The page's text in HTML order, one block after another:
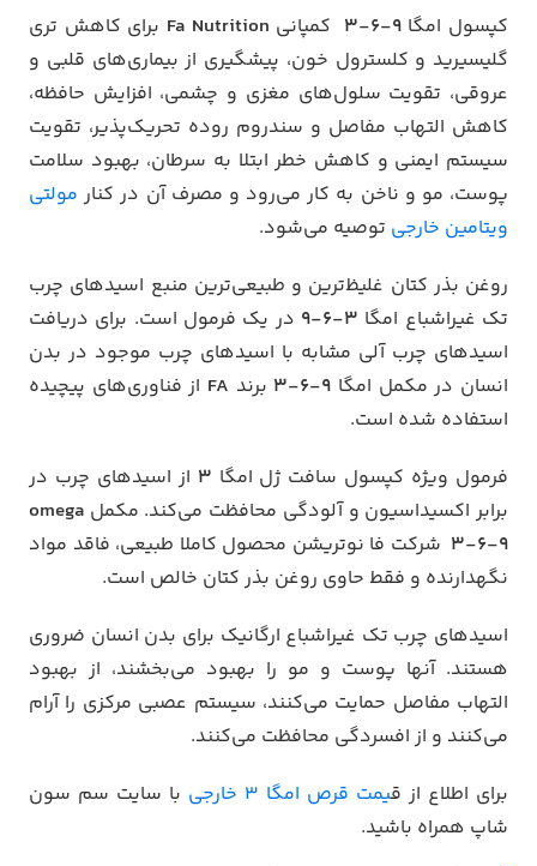
کپسول امگا 9-6-3 کمپانی Fa Nutrition برای کاهش تری
گلیسیرید و کلسترول خون، پیشگیری از بیماری‌های قلبی و
عروقی، تقویت سلول‌های مغزی و چشمی، افزایش حافظه،
کاهش التهاب مفاصل و سندروم روده تحریک‌پذیر، تقویت
سیستم ایمنی و کاهش خطر ابتلا به سرطان، بهبود سلامت
پوست، مو و ناخن به کار می‌رود و مصرف آن در کنار مولتی
ویتامین خارجی توصیه می‌شود.
روغن بذر کتان غلیظ‌ترین و طبیعی‌ترین منبع اسیدهای چرب
تک غیراشباع امگا 3-6-9
در یک فرمول است. برای دریافت
اسیدهای چرب آلی مشابه با اسیدهای چرب موجود در بدن
انسان در مکمل امگا 9-6-3 برند FA از فناوری‌های پیچیده
استفاده شده است.
فرمول ویژه کپسول سافت ژل امگا 3 از اسیدهای چرب در
برابر اکسیداسیون و آلودگی محافظت می‌کند. مکمل omega
3-6-9 شرکت فا نوتریشن محصول کاملا طبیعی، فاقد مواد
نگهدارنده و فقط حاوی روغن بذر کتان خالص است.
اسیدهای چرب تک غیراشباع ارگانیک برای بدن انسان ضروری
هستند. آنها پوست و مو را بهبود می‌بخشند، از بهبود
التهاب مفاصل حمایت می‌کنند، سیستم عصبی مرکزی را آرام
می‌کنند و از افسردگی محافظت می‌کنند.
برای اطلاع از قیمت قرص امگا 3 خارجی
با سایت سم سون
شاپ همراه باشید.